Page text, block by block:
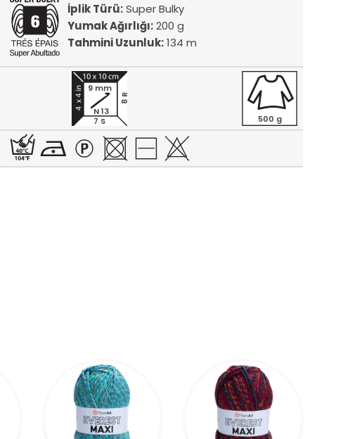
İplik Türü:Super Bulky
Yumak Ağırlığı:200 g
Tahmini Uzunluk:134 m
7 S
8 R
9 mm
N 13
500 g